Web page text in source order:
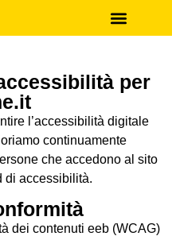
per
l’accessibilità digitale
continuamente
che accedono al sito
di accessibilità.
dei contenuti eeb (WCAG)